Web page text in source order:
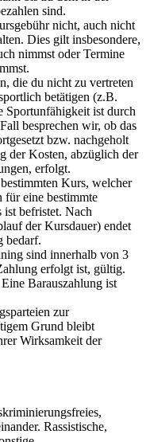
sind.
nicht, auch nicht
Dies gilt insbesondere,
nimmst oder Termine
die du nicht zu vertreten
betätigen (z.B.
Sportunfähigkeit ist durch
besprechen wir, ob das
bzw. nachgeholt
der Kosten, abzüglich der
erfolgt.
Kurs, welcher
für eine bestimmte
ist befristet. Nach
der Kursdauer) endet
bedarf.
sind innerhalb von 3
erfolgt ist, gültig.
Barauszahlung ist
zur
Grund bleibt
Wirksamkeit der
Rassistische,